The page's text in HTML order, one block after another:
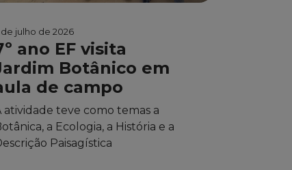
de julho de 2026
ano EF visita
Botânico em
de campo
atividade teve como temas a
a Ecologia, a História e a
Paisagística